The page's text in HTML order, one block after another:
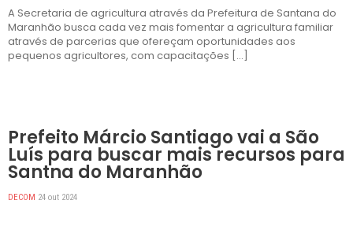
A Secretaria de agricultura através da Prefeitura de Santana do
Maranhão busca cada vez mais fomentar a agricultura familiar
através de parcerias que ofereçam oportunidades aos
pequenos agricultores, com capacitações […]
Prefeito Márcio Santiago vai a São
Luís para buscar mais recursos para
Santna do Maranhão
DECOM 24 out 2024